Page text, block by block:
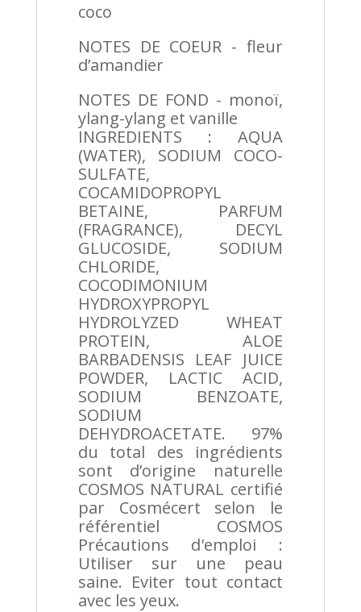
coco
NOTES DE COEUR - fleur
d’amandier
NOTES DE FOND - monoï,
ylang-ylang et vanille
INGREDIENTS : AQUA
(WATER), SODIUM COCO-
SULFATE,
COCAMIDOPROPYL
BETAINE, PARFUM
(FRAGRANCE), DECYL
GLUCOSIDE, SODIUM
CHLORIDE,
COCODIMONIUM
HYDROXYPROPYL
HYDROLYZED WHEAT
PROTEIN, ALOE
BARBADENSIS LEAF JUICE
POWDER, LACTIC ACID,
SODIUM BENZOATE,
SODIUM
DEHYDROACETATE. 97%
du total des ingrédients
sont d’origine naturelle
COSMOS NATURAL certifié
par Cosmécert selon le
référentiel COSMOS
Précautions d'emploi :
Utiliser sur une peau
saine. Eviter tout contact
avec les yeux.